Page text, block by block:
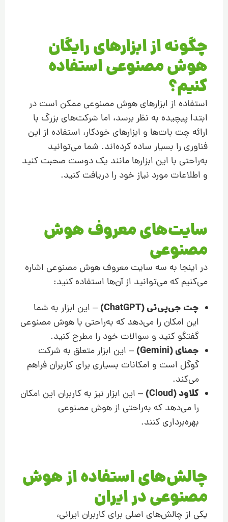
چگونه از ابزارهای رایگان
هوش مصنوعی استفاده
کنیم؟
استفاده از ابزارهای هوش مصنوعی ممکن است در
ابتدا پیچیده به نظر برسد، اما شرکت‌های بزرگ با
ارائه چت بات‌ها و ابزارهای خودکار، استفاده از این
فناوری را بسیار ساده کرده‌اند. شما می‌توانید
به‌راحتی با این ابزارها مانند یک دوست صحبت کنید
و اطلاعات مورد نیاز خود را دریافت کنید.
سایت‌های معروف هوش
مصنوعی
در اینجا به سه سایت معروف هوش مصنوعی اشاره
می‌کنیم که می‌توانید از آن‌ها استفاده کنید:
چت جی‌پی‌تی (ChatGPT)
– این ابزار به شما
این امکان را می‌دهد که به‌راحتی با هوش مصنوعی
گفتگو کنید و سوالات خود را مطرح کنید.
جمنای (Gemini)
– این ابزار متعلق به شرکت
گوگل است و امکانات بسیاری برای کاربران فراهم
می‌کند.
کلاود (Cloud)
– این ابزار نیز به کاربران این امکان
را می‌دهد که به‌راحتی از هوش مصنوعی
بهره‌برداری کنند.
چالش‌های استفاده از هوش
مصنوعی در ایران
یکی از چالش‌های اصلی برای کاربران ایرانی،